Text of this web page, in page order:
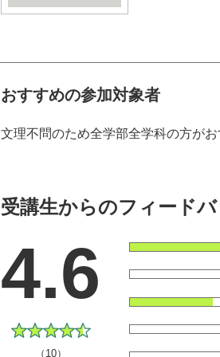
おすすめの参加対象者
文理不問のため全学部全学科の方がお
受講生からのフィードバ
4.6
（10）